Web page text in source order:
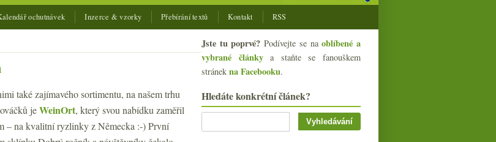
ochutnávek Inzerce & vzorky Přebírání textů Kontakt RSS
také zajímavého sortimentu, na našem trhu
jeWeinOrt, který svou nabídku zaměřil
– na kvalitní ryzlinky z Německa :-) První
Jste tu poprvé? Podívejte se naoblíbené a
vybrané článkya staňte se fanouškem
stránek na Facebooku.
Hledáte konkrétní článek?